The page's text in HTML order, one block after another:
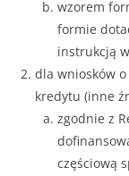
wzorem
formie
instrukcją
dla wniosków o
kredytu (inne
zgodnie z
częściową